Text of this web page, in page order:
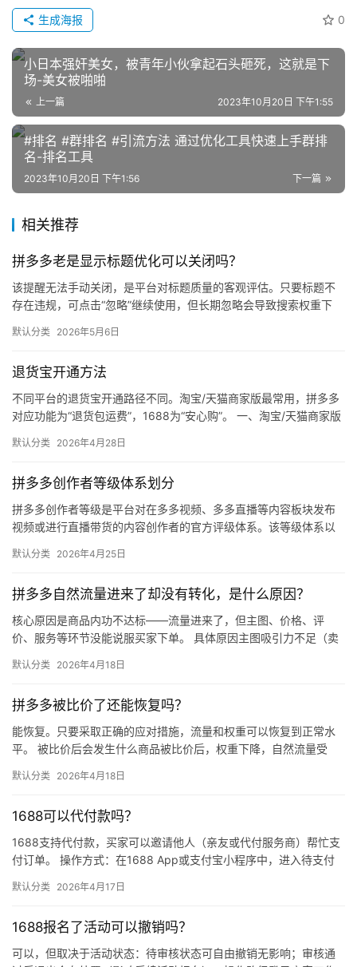
店
运
营
跨
境
电
媒
体
社
登录
0
生成海报
小日本强奸美女，被青年小伙拿起石头砸死，这就是下
场-美女被啪啪
上一篇 2023年10月20日 下午1:55
#排名 #群排名 #引流方法 通过优化工具快速上手群排
名-排名工具
下一篇
2023年10月20日 下午1:56
相关推荐
拼多多老是显示标题优化可以关闭吗？
该提醒无法手动关闭，是平台对标题质量的客观评估。只要标题不
存在违规，可点击“忽略”继续使用，但长期忽略会导致搜索权重下
默认分类 2026年5月6日
退货宝开通方法
不同平台的退货宝开通路径不同。淘宝/天猫商家版最常用，拼多多
对应功能为“退货包运费”，1688为“安心购”。 一、淘宝/天猫商家版
默认分类 2026年4月28日
拼多多创作者等级体系划分
拼多多创作者等级是平台对在多多视频、多多直播等内容板块发布
视频或进行直播带货的内容创作者的官方评级体系。该等级体系以
同等级…
默认分类 2026年4月25日
拼多多自然流量进来了却没有转化，是什么原因？
核心原因是商品内功不达标——流量进来了，但主图、价格、评
价、服务等环节没能说服买家下单。 具体原因主图吸引力不足（卖
评少、…
默认分类 2026年4月18日
拼多多被比价了还能恢复吗？
能恢复。只要采取正确的应对措施，流量和权重可以恢复到正常水
平。 被比价后会发生什么商品被比价后，权重下降，自然流量受
网价格…
默认分类 2026年4月18日
1688可以代付款吗？
1688支持代付款，买家可以邀请他人（亲友或代付服务商）帮忙支
付订单。 操作方式：在1688 App或支付宝小程序中，进入待支付
默认分类 2026年4月17日
1688报名了活动可以撤销吗？
可以，但取决于活动状态：待审核状态可自由撤销无影响；审核通